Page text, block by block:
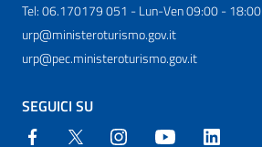
Tel: 06.170179 051 - Lun-Ven 09:00 - 18:00
urp@ministeroturismo.gov.it
urp@pec.ministeroturismo.gov.it
SEGUICI SU